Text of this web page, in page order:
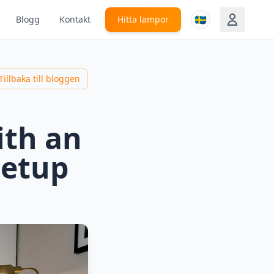
Blogg Kontakt Hitta lampor 🇸🇪
till bloggen
an